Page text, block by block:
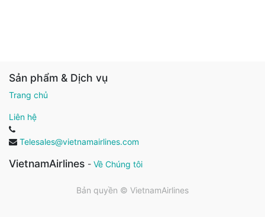
Sản phẩm & Dịch vụ
Trang chủ
Liên hệ
Telesales@vietnamairlines.com
VietnamAirlines - Về Chúng tôi
Bản quyền © VietnamAirlines